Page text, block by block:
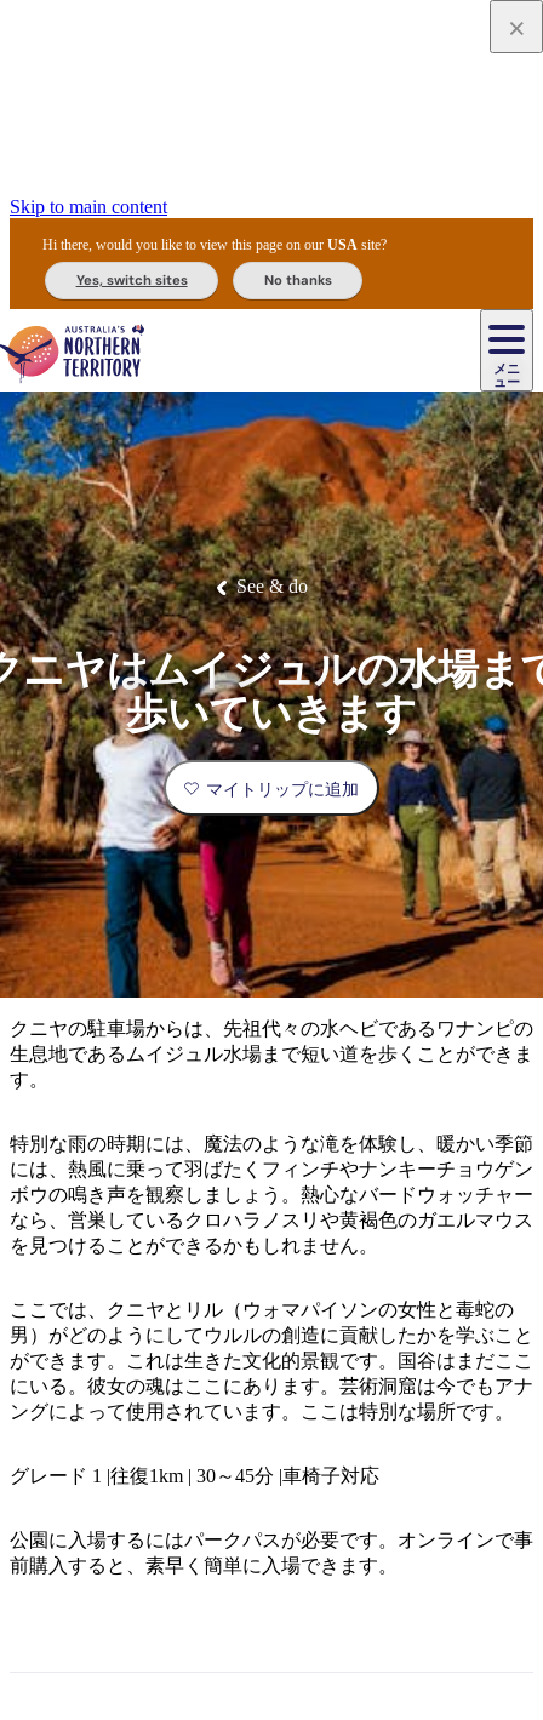
Skip to main content
Hi there, would you like to view this page on ourUSA site?
Yes, switch sites No thanks
メニ
ュー
メ
イ
ン
ナ
ビ
ゲ
ー
シ
ョ
ン
エ
リ
ア
最
も
人
気
が
高
い
場
所
ア
ウ
ト
バ
と
ア
ウ
ト
ド
ア
地
域
ご
と
に
散
ズ
ク
ダ
ー
ウ
ィ
ン
ス
ン
グ
ズ
カ
ド
ゥ
国
立
公
園
ィ
ル
ド
国
立
公
園
ワ
タ
ル
カ
国
立
公
園
テ
ィ
ウ
ィ
諸
島
ニ
ト
ミ
ル
ク
国
立
公
園
ル
/
デ
ル
ズ・
マ
ー
ブ
ル
ズ
保
護
区
ジ
ジ
ウ
ト
マ
ク
ド
ネ
ル
国
立
公
園
ク
テ
ィ
ビ
テ
体
験
旅
行
タ
イ
プ
現
し
た
い
こ
文
験
＆
ド
リ
ン
ク
ル
ベ
ン
ト
ア
ク
テ
ィ
ビ
テ
ィ
然
と
野
生
生
物
歴
史
と
伝
統
釣
り
ラ
グ
ジ
ュ
ア
リ
ー
な
体
験
キ
ャ
ピ
グ
&
グ
ラ
ン
ピ
ン
グ
旅
の
コ
ツ
旅
行
を
画
す
計
画
と
予
約
実
用
的
な
情
計
画
ツ
ル
宿
設
同
行
ツ
ア
ー
関
ン
タ
ル
ラ
ン
＆
オ
フ
ァ
ー
See & do
ニヤはムイジュルの水場ま
歩いていきます
マイトリップに追加
クニヤの駐車場からは、先祖代々の水ヘビであるワナンピの
生息地であるムイジュル水場まで短い道を歩くことができま
す。
特別な雨の時期には、魔法のような滝を体験し、暖かい季節
には、熱風に乗って羽ばたくフィンチやナンキーチョウゲン
ボウの鳴き声を観察しましょう。熱心なバードウォッチャー
なら、営巣しているクロハラノスリや黄褐色のガエルマウス
を見つけることができるかもしれません。
ここでは、クニヤとリル（ウォマパイソンの女性と毒蛇の
男）がどのようにしてウルルの創造に貢献したかを学ぶこと
ができます。これは生きた文化的景観です。国谷はまだここ
にいる。彼女の魂はここにあります。芸術洞窟は今でもアナ
ングによって使用されています。ここは特別な場所です。
グレード 1 |往復1km | 30～45分 |車椅子対応
公園に入場するにはパークパスが必要です。オンラインで事
前購入すると、素早く簡単に入場できます。